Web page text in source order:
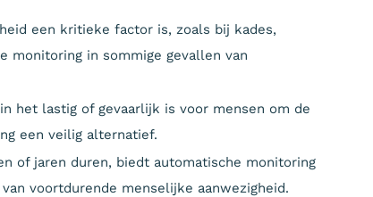
een kritieke factor is, zoals bij kades,
monitoring in sommige gevallen van
het lastig of gevaarlijk is voor mensen om de
een veilig alternatief.
of jaren duren, biedt automatische monitoring
voortdurende menselijke aanwezigheid.